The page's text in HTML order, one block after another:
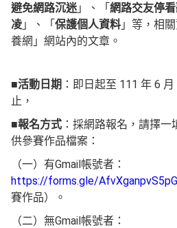
避免網路沉迷 」、「 網路交友停
凌 」、「 保護個人資料 」等，相
養網」網站內的文章。
■活動日期 ：即日起至 111 年 6
止，
■報名方式 ：採網路報名，請擇
供參賽作品檔案：
（一）有Gmail帳號者：
https://forms.gle/
賽作品）。
（二）無Gmail帳號者：